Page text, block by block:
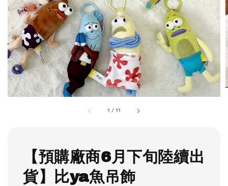
1 /11
【預購廠商6月下旬陸續出
貨】比ya魚吊飾